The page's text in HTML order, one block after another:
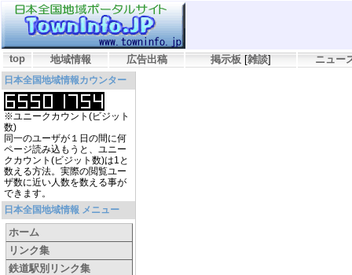
top 地域情報 広告出稿 掲示板 [雑談] ニュー
日本全国地域情報カウンター
※ユニークカウント(ビジット
数)
同一のユーザが１日の間に何
ページ読み込もうと、ユニー
クカウント(ビジット数)は1と
数える方法。実際の閲覧ユー
ザ数に近い人数を数える事が
できます。
日本全国地域情報 メニュー
ホーム
リンク集
鉄道駅別リンク集